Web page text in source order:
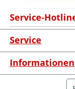
/
Service-
Service
Informationen